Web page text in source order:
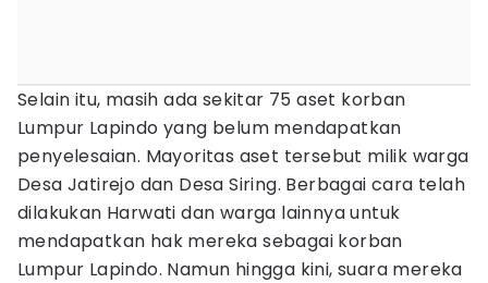
Selain itu, masih ada sekitar 75 aset korban
Lumpur Lapindo yang belum mendapatkan
penyelesaian. Mayoritas aset tersebut milik warga
Desa Jatirejo dan Desa Siring. Berbagai cara telah
dilakukan Harwati dan warga lainnya untuk
mendapatkan hak mereka sebagai korban
Lumpur Lapindo. Namun hingga kini, suara mereka